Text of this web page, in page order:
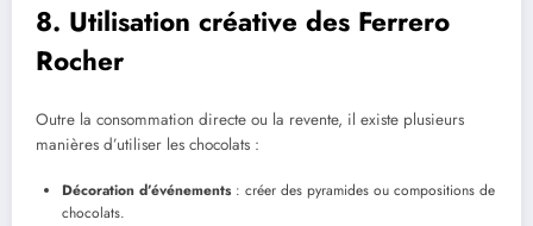
8. Utilisation créative des Ferrero
Rocher
Outre la consommation directe ou la revente, il existe plusieurs
manières d’utiliser les chocolats :
Décoration d’événements: créer des pyramides ou compositions de
chocolats.